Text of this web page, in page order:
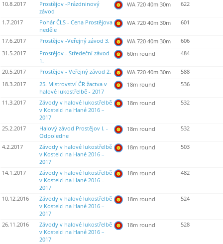
10.8.2017
Prostějov -Prázdninový
závod
WA 720 40m 30m 622
1.7.2017
Pohár ČLS - Cena Prostějova
neděle
WA 720 40m 30m 601
17.6.2017 Prostějov -Veřejný závod 3. WA 720 40m 30m
606
31.5.2017
Prostějov - Středeční závod
1.
60m round 484
20.5.2017 Prostějov - Veřejný závod 2. WA 720 40m 30m
588
18.3.2017
25. Mistrovství ČR žactva v
halové lukostřelbě - 2017
18m round 536
11.3.2017
Závody v halové lukostřelbě
v Kostelci na Hané 2016 –
2017
18m round 532
25.2.2017
Halový závod Prostějov I. -
Odpoledne
18m round 532
4.2.2017
Závody v halové lukostřelbě
v Kostelci na Hané 2016 –
2017
18m round 503
14.1.2017
Závody v halové lukostřelbě
v Kostelci na Hané 2016 –
2017
18m round 482
10.12.2016
Závody v halové lukostřelbě
v Kostelci na Hané 2016 –
2017
18m round 524
26.11.2016
Závody v halové lukostřelbě
v Kostelci na Hané 2016 –
2017
18m round 528